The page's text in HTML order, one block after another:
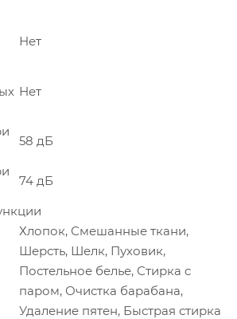
Нет
Нет
58 дБ
74 дБ
Хлопок, Смешанные ткани,
Шерсть, Шелк, Пуховик,
Постельное белье, Стирка с
паром, Очистка барабана,
Удаление пятен, Быстрая стирка